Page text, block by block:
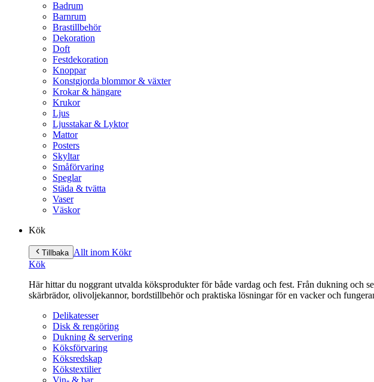
Badrum
Barnrum
Brastillbehör
Dekoration
Doft
Festdekoration
Knoppar
Konstgjorda blommor & växter
Krokar & hängare
Krukor
Ljus
Ljusstakar & Lyktor
Mattor
Posters
Skyltar
Småförvaring
Speglar
Städa & tvätta
Vaser
Väskor
Kök
Tillbaka Allt inom Kökr
Kök
Här hittar du noggrant utvalda köksprodukter för både vardag och fest. Från dukning och
skärbrädor, olivoljekannor, bordstillbehör och praktiska lösningar för en vacker och
Delikatesser
Disk & rengöring
Dukning & servering
Köksförvaring
Köksredskap
Kökstextilier
Vin- & bar